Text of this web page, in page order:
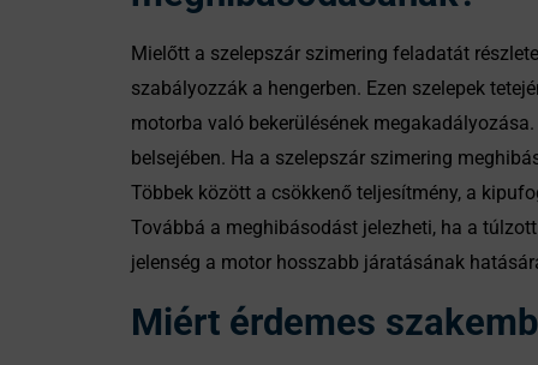
Mielőtt a szelepszár szimering feladatát
szabályozzák a hengerben. Ezen szelepek
motorba való bekerülésének
belsejében. Ha a szelepszár szimering
Többek között a csökkenő teljesítmény, a
Továbbá a meghibásodást jelezheti, ha a
jelenség a motor hosszabb járatásának
Miért érdemes